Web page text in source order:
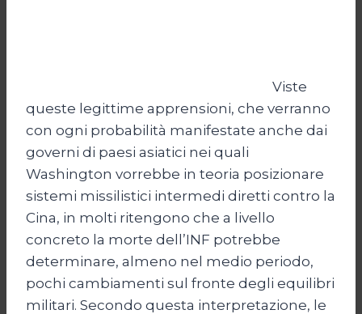
Viste
queste legittime apprensioni, che verranno
con ogni probabilità manifestate anche dai
governi di paesi asiatici nei quali
Washington vorrebbe in teoria posizionare
sistemi missilistici intermedi diretti contro la
Cina, in molti ritengono che a livello
concreto la morte dell’INF potrebbe
determinare, almeno nel medio periodo,
pochi cambiamenti sul fronte degli equilibri
militari. Secondo questa interpretazione, le